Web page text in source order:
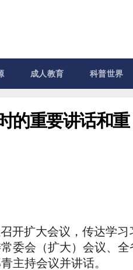
成人教育 科普世界
的重要讲话和重
开扩大会议，传达学习
委会（扩大）会议、全
主持会议并讲话。